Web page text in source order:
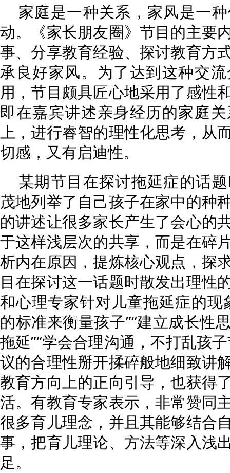
家庭是一种关系，家风是一
动。《家长朋友圈》节目的主要
事、分享教育经验、探讨教育方
承良好家风。为了达到这种交
用，节目颇具匠心地采用了感性
即在嘉宾讲述亲身经历的家庭
上，进行睿智的理性化思考，从
切感，又有启迪性。
某期节目在探讨拖延症的话
茂地列举了自己孩子在家中的种
的讲述让很多家长产生了会心的
于这样浅层次的共享，而是在碎
析内在原因，提炼核心观点，探
目在探讨这一话题时散发出理性
和心理专家针对儿童拖延症的现
的标准来衡量孩子”“建立成长性
拖延”“学会合理沟通，不打乱孩
议的合理性掰开揉碎般地细致讲
教育方向上的正向引导，也获得
活。有教育专家表示，非常赞同
很多育儿理念，并且其能够结合
事，把育儿理论、方法等深入浅
足。